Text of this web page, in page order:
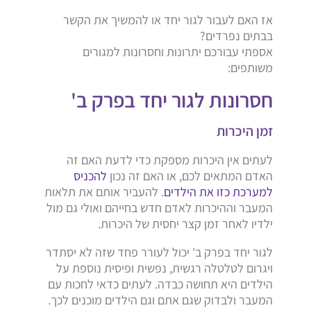
אז האם לעבור לגור יחד או להמשיך את הקשר
בבתים נפרדים?
אספתי עבורכם יתרונות וחסרונות למגורים
משותפים:
חסרונות לגור יחד בפרק ב'
זמן היכרות
לעתים אין היכרות מספקת כדי לדעת האם זה
האדם המתאים לכם, או האם זה נכון להכניס
למערכת כזו את הילדים. להעביר אותם את תלאות
המעבר וההיכרות לאדם חדש בחייהם ואולי גם מול
ילדיו לאחר זמן קצר יחסית של היכרות.
לגור יחד בפרק ב' יכול לעורר פחד שזה לא יסתדר
ויגרום לטלטלה רגשית, נפשית ופיסית נוספת על
הילדים היא תחושה כבדה. לעתים כדאי לחכות עם
המעבר ולבדוק שגם אתם וגם הילדים מוכנים לכך.